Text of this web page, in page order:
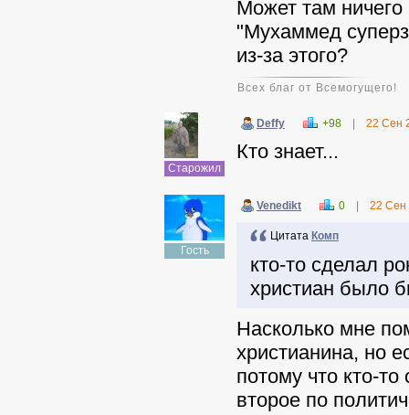
Может там ничего
"Мухаммед
из-за этого?
Всех благ от Всемогущего!
Старожил
Deffy +98 22 Сен
Кто знает...
Гость
Venedikt 0 22 Сен
Цитата Комп
кто-то сделал
христиан было
Насколько мне
христианина, но
потому что кто-
второе по